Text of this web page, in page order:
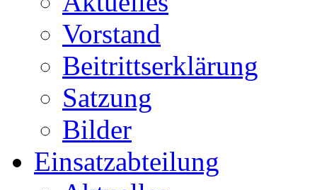
Vorstand
Beitrittserklärung
Satzung
Bilder
Einsatzabteilung